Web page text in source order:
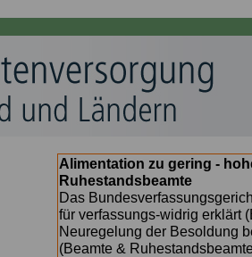
Alimentation zu gering -
Ruhestandsbeamte
Das
für verfassungs-widrig erklärt
Neuregelung der Besoldung
(Beamte &